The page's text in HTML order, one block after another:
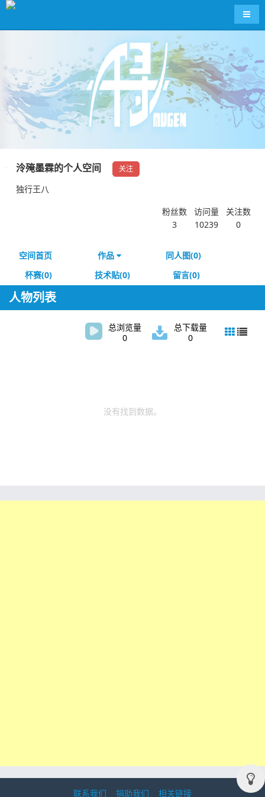
导航
泠殗墨霖的个人空间 关注
独行王八
粉丝数
3
访问量
10239
关注数
0
空间首页 作品
同人图(0)
杯赛(0)
技术贴(0) 留言(0)
人物列表
总浏览量
0
总下载量
0
没有找到数据。
联系我们 捐助我们 相关链接